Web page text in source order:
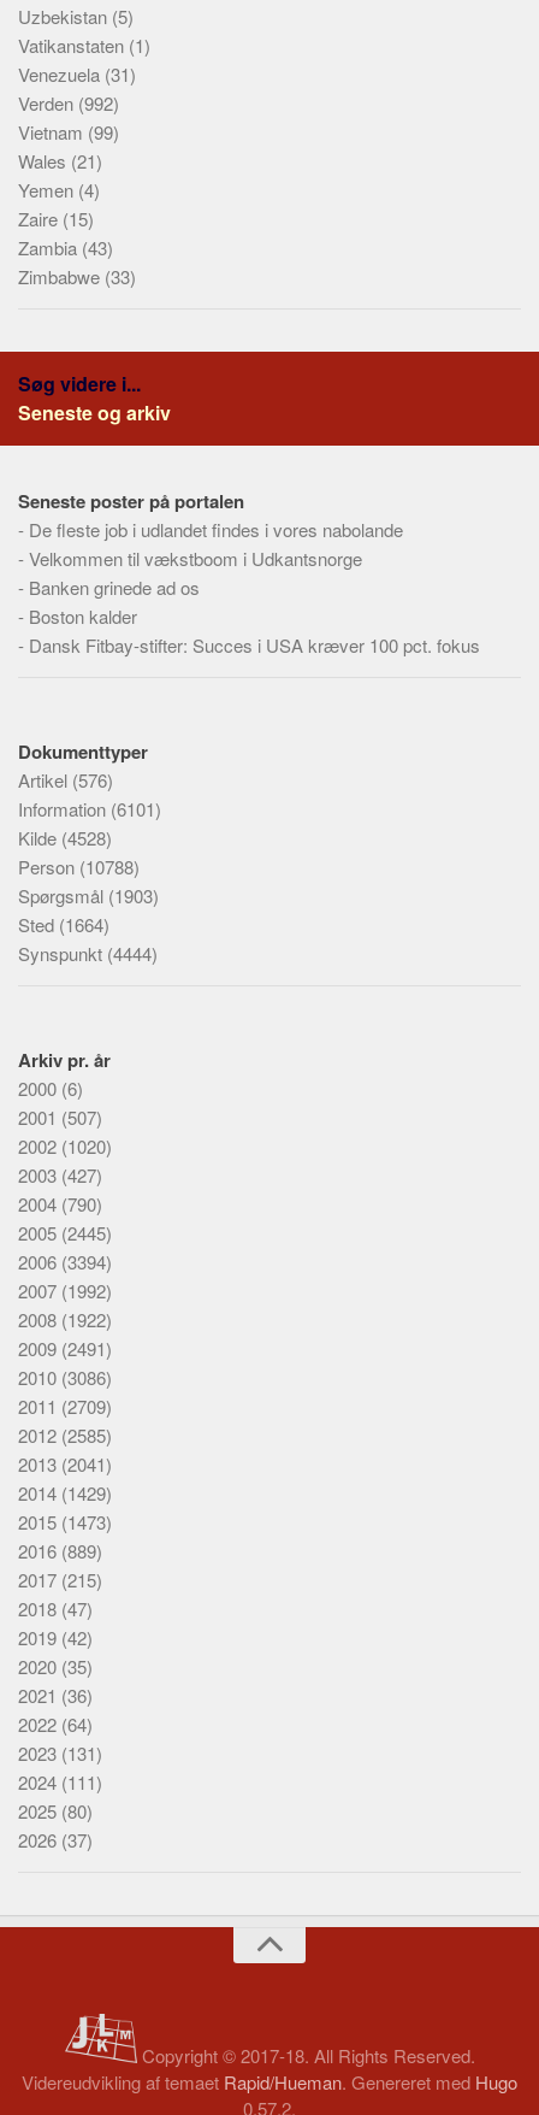
Uzbekistan (5)
Vatikanstaten (1)
Venezuela (31)
Verden (992)
Vietnam (99)
Wales (21)
Yemen (4)
Zaire (15)
Zambia (43)
Zimbabwe (33)
Søg videre i...
Seneste og arkiv
Seneste poster på portalen
- De fleste job i udlandet findes i vores nabolande
-Velkommen til vækstboom i Udkantsnorge
- Banken grinede ad os
- Boston kalder
- Dansk Fitbay-stifter: Succes i USA kræver 100 pct. fokus
Dokumenttyper
Artikel (576)
Information (6101)
Kilde (4528)
Person (10788)
Spørgsmål (1903)
Sted (1664)
Synspunkt (4444)
Arkiv pr. år
2000 (6)
2001 (507)
2002 (1020)
2003 (427)
2004 (790)
2005 (2445)
2006 (3394)
2007 (1992)
2008 (1922)
2009 (2491)
2010 (3086)
2011 (2709)
2012 (2585)
2013 (2041)
2014 (1429)
2015 (1473)
2016 (889)
2017 (215)
2018 (47)
2019 (42)
2020 (35)
2021 (36)
2022 (64)
2023 (131)
2024 (111)
2025 (80)
2026 (37)
Copyright © 2017-18. All Rights Reserved.
Videreudvikling af temaet Rapid/Hueman. Genereret med Hugo
0.57.2.